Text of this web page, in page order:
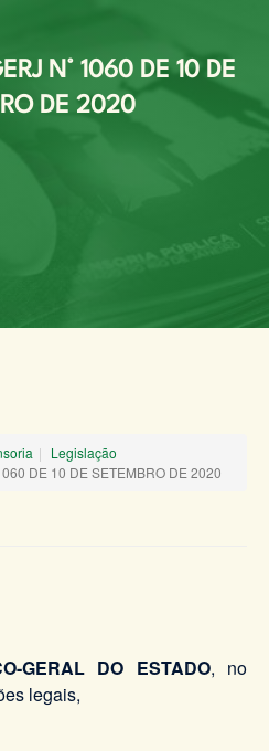
N° 1060 DE 10 DE
DE 2020
Legislação
DE 10 DE SETEMBRO DE 2020
GERAL DO ESTADO, no
legais,